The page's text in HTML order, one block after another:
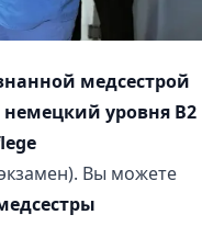
медсестрой
немецкий уровня B2
Вы можете